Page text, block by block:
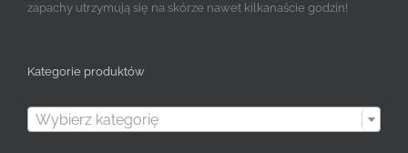
zapachy utrzymują się na skórze nawet kilkanaście godzin!
Kategorie produktów
Wybierz kategorię